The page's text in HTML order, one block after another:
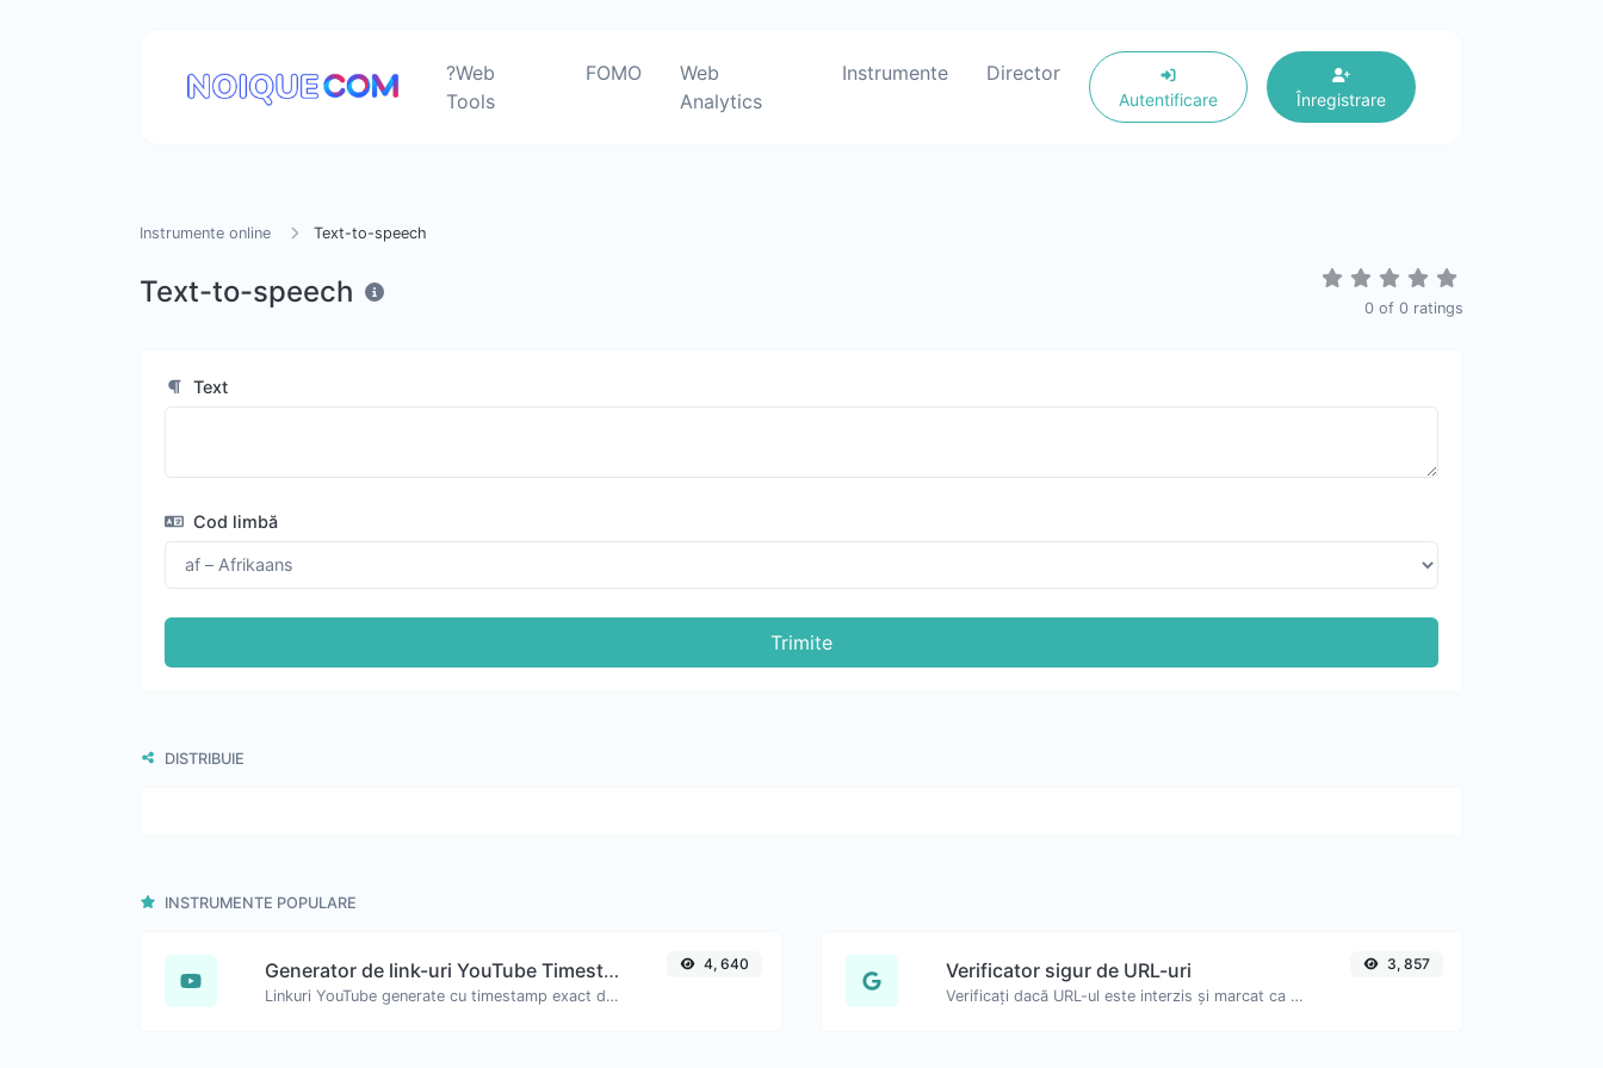
?Web
Tools
FOMO
Web
Analytics
Instrumente Director
Autentificare Înregistrare
Instrumente online Text-to-speech
Text-to-speech 0 of 0 ratings
Text
Cod limbă
Trimite
DISTRIBUIE
INSTRUMENTE POPULARE
Generator de link-uri YouTube Timestamp
Linkuri YouTube generate cu timestamp exact de început, util pentru utilizatorii de mobil.
4, 640 Verificator sigur de URL-uri
Verificați dacă URL-ul este interzis și marcat ca sigur/nesigur de Google.
3, 857